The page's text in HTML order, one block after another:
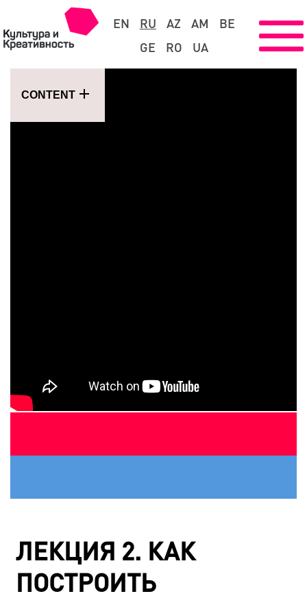
EN RU AZ AM
BE
GE
RO UA
CONTENT
ЛЕКЦИЯ 2. КАК
ПОСТРОИТЬ